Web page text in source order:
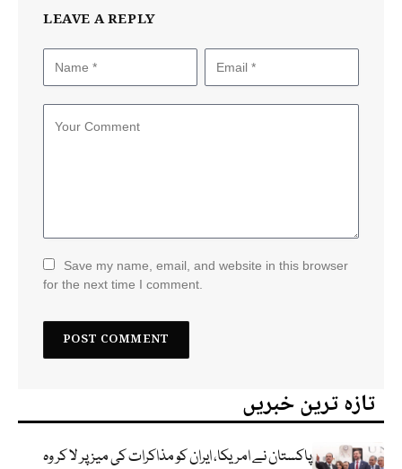
LEAVE A REPLY
Save my name, email, and website in this browser
for the next time I comment.
تازہ ترین خبریں
پاکستان نے امریکا، ایران کو مذاکرات کی میز پر لا کر وہ